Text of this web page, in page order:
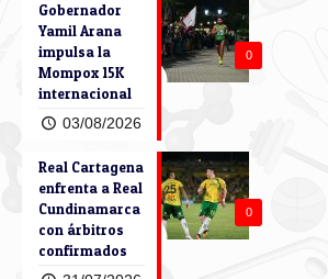
0
Gobernador
Yamil Arana
impulsa la
Mompox 15K
internacional
03/08/2026
0
Real Cartagena
enfrenta a Real
Cundinamarca
con árbitros
confirmados